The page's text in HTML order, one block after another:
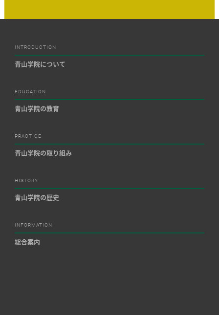
INTRODUCTION
青山学院について
EDUCATION
青山学院の教育
PRACTICE
青山学院の取り組み
HISTORY
青山学院の歴史
INFORMATION
総合案内